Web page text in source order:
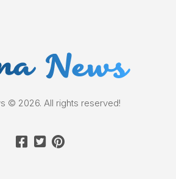
© 2026. All rights reserved!